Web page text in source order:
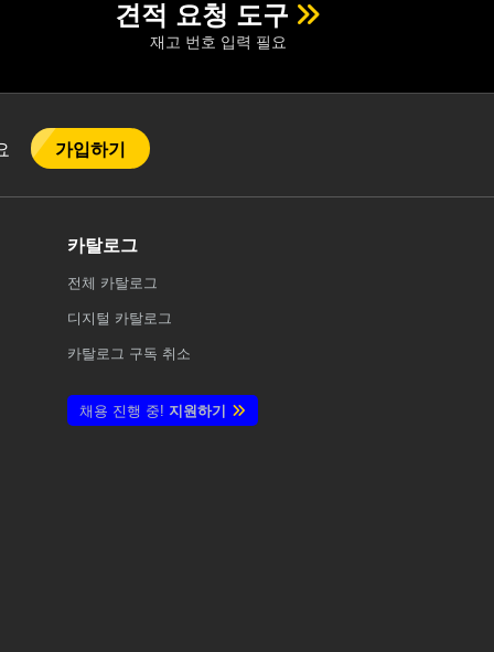
견적 요청 도구
재고 번호 입력 필요
가입하기
카탈로그
전체 카탈로그
디지털 카탈로그
카탈로그 구독 취소
채용 진행 중! 지원하기